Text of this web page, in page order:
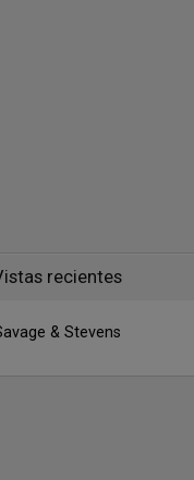
recientes
& Stevens